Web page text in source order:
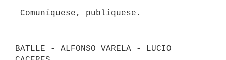
BATLLE - ALFONSO VARELA - LUCIO